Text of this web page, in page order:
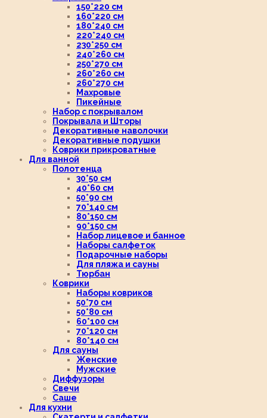
150*220 см
160*220 см
180*240 см
220*240 см
230*250 см
240*260 см
250*270 см
260*260 см
260*270 см
Махровые
Пикейные
Набор с покрывалом
Покрывала и Шторы
Декоративные наволочки
Декоративные подушки
Коврики прикроватные
Для ванной
Полотенца
30*50 см
40*60 см
50*90 см
70*140 см
80*150 см
90*150 см
Набор лицевое и банное
Наборы салфеток
Подарочные наборы
Для пляжа и сауны
Тюрбан
Коврики
Наборы ковриков
50*70 см
50*80 см
60*100 см
70*120 см
80*140 см
Для сауны
Женские
Мужские
Диффузоры
Свечи
Саше
Для кухни